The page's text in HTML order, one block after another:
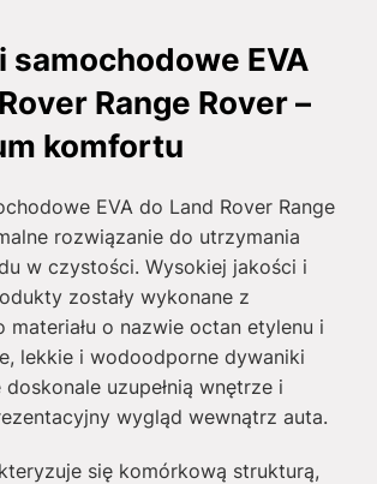
samochodowe EVA
Range Rover –
komfortu
EVA do Land Rover Range
rozwiązanie do utrzymania
w czystości. Wysokiej jakości i
zostały wykonane z
materiału o nazwie octan etylenu i
lekkie i wodoodporne dywaniki
uzupełnią wnętrze i
wygląd wewnątrz auta.
się komórkową strukturą,